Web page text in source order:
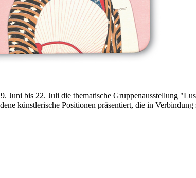
Juni bis 22. Juli die thematische Gruppenausstellung
künstlerische Positionen präsentiert, die in